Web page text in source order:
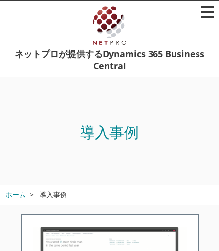
ネットプロが提供するDynamics 365 Business
Central
導入事例
ホーム 導入事例